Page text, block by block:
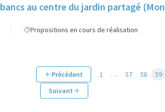
au centre du jardin partagé
Propositions en cours de réalisation
Précédent 1 … 57 58 59
Suivant